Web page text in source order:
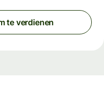
te verdienen